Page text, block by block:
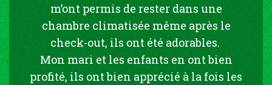
m’ont permis de rester dans une
chambre climatisée même après le
check-out, ils ont été adorables.
Mon mari et les enfants en ont bien
profité, ils ont bien apprécié à la fois les